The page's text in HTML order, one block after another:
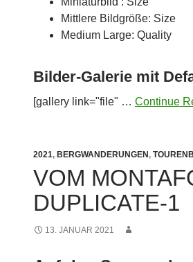
Mittlere Bildgröße: Size
Medium Large: Quality
Bilder-Galerie mit
[gallery link="file" … Continue
2021, BERGWANDERUNGEN,
VOM
DUPLICATE-1
13. JANUAR 2021